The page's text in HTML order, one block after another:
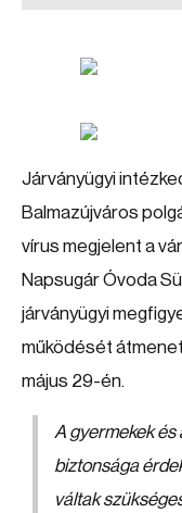
Járványügyi
Balmazújváros
vírus megjelent a
Napsugár Óvoda
járványügyi
működését
május 29-én.
A gyermekek és
biztonsága
váltak